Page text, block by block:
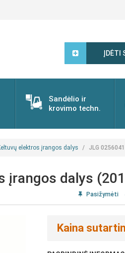
ĮDĖTI
Sandėlio ir
krovimo techn.
elektros įrangos dalys JLG
įrangos dalys
Pasižymėti
Kaina